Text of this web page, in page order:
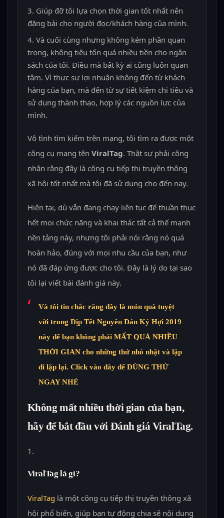
Giúp đỡ tôi lựa chọn thời gian tốt nhất nên
đăng bài cho người đọc/khách hàng của mình.
Và cuối cùng nhưng không kém phần quan
trọng, không tiêu tốn quá nhiều tiền cho ngân
sách của tôi. Điều mà bất kỳ ai cũng luôn quan
tâm. Vì thực sự lợi nhuận không đến từ khách
hàng của bạn, mà đến từ sự tiết kiệm chi tiêu và
sử dụng thành thạo, hợp lý các nguồn lực của
mình.
Vô tình tìm kiếm trên mạng, tôi tìm ra được một
công cụ mang tên ViralTag. Thật sự phải công
nhận rằng đây là công cụ tiếp thị truyền thông
xã hội tốt nhất mà tôi đã sử dụng cho đến nay.
Hiện tại, dù vẫn đang chạy liên tục để thuần thục
hết mọi chức năng và khai thác tất cả thế mạnh
nền tảng này, nhưng tôi phải nói rằng nó quá
hoàn hảo, đúng với mọi nhu cầu của bạn, như
nó đã đáp ứng được cho tôi. Đây là lý do tại sao
tôi lại viết bài đánh giá này.
Và tôi tin chắc rằng đây là món quà tuyệt
vời trong Dịp Tết Nguyên Đán Kỷ Hợi 2019
này để bạn không phải MẤT QUÁ NHIỀU
THỜI GIAN cho những thứ nhỏ nhặt và lặp
đi lặp lại. Click vào đây để DÙNG THỬ
NGAY NHÉ
Không mất nhiều thời gian của bạn,
hãy để bắt đầu với Đánh giá ViralTag.
ViralTag là gì?
ViralTag là một công cụ tiếp thị truyền thông xã
hội phổ biến, giúp bạn tự động chia sẻ nội dung